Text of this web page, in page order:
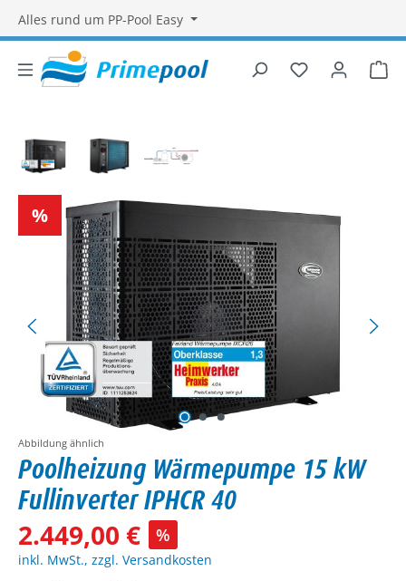
Alles rund um PP-Pool Easy
Du hast 0
Rabatt
%
Abbildung ähnlich
Poolheizung Wärmepumpe 15 kW
Fullinverter IPHCR 40
2.449,00 € %
inkl. MwSt., zzgl. Versandkosten